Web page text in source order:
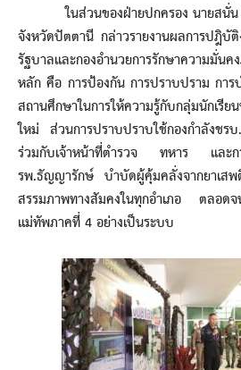
ในส่วนของฝ่ายปกครอง นายสนั่น ส
จังหวัดปัตตานี กล่าวรายงานผลการปฎิบั
รัฐบาลและกองอำนวยการรักษาความมั่
หลัก คือ การป้องกัน การปราบปราม กา
สถานศึกษาในการให้ความรู้กับกลุ่มนักเรี
ใหม่ ส่วนการปราบปราบใช้กองกำลังชร
ร่วมกับเจ้าหน้าที่ตำรวจ ทหาร และก
รพ.ธัญญารักษ์ บำบัดผู้คุ้มคลั่งจากยาเส
สรรมภาพทางสัมคงในทุกอำเภอ ตลอดจ
แม่ทัพภาคที่ 4 อย่างเป็นระบบ